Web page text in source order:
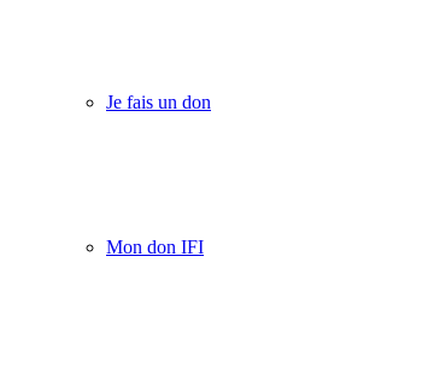
Je fais un don
Mon don IFI